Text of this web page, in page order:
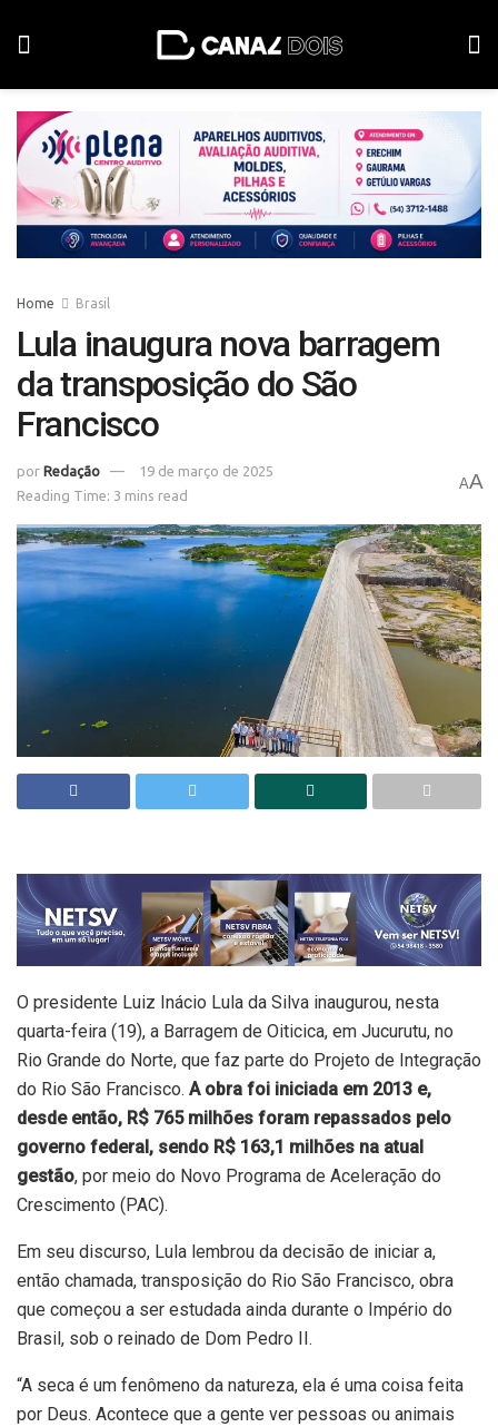
Home Brasil
Lula inaugura nova barragem
da transposição do São
Francisco
por Redação
19 de março de 2025
Reading Time: 3 mins read
AA
O presidente Luiz Inácio Lula da Silva inaugurou, nesta
quarta-feira (19), a Barragem de Oiticica, em Jucurutu, no
Rio Grande do Norte, que faz parte do Projeto de Integração
do Rio São Francisco. A obra foi iniciada em 2013 e,
desde então, R$ 765 milhões foram repassados pelo
governo federal, sendo R$ 163,1 milhões na atual
gestão, por meio do Novo Programa de Aceleração do
Crescimento (PAC).
Em seu discurso, Lula lembrou da decisão de iniciar a,
então chamada, transposição do Rio São Francisco, obra
que começou a ser estudada ainda durante o Império do
Brasil, sob o reinado de Dom Pedro II.
“A seca é um fenômeno da natureza, ela é uma coisa feita
por Deus. Acontece que a gente ver pessoas ou animais